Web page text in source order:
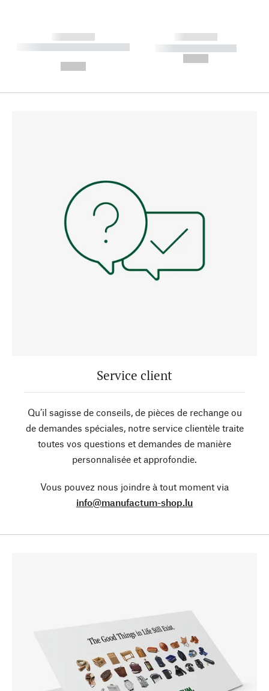
------------
----------- ----------- --------
------------
----------- -----------
Service client
Qu’il sagisse de conseils, de pièces de rechange ou
de demandes spéciales, notre service clientèle traite
toutes vos questions et demandes de manière
personnalisée et approfondie.
Vous pouvez nous joindre à tout moment via
info@manufactum-shop.lu